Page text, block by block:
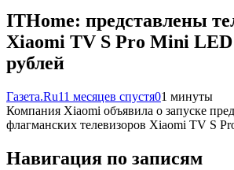
ITHome: представлены
Xiaomi TV S Pro Mini LED
рублей
Газета.Ru11 месяцев спустя01 минуты
Компания Xiaomi объявила о запуске
флагманских телевизоров Xiaomi TV S
Навигация по записям